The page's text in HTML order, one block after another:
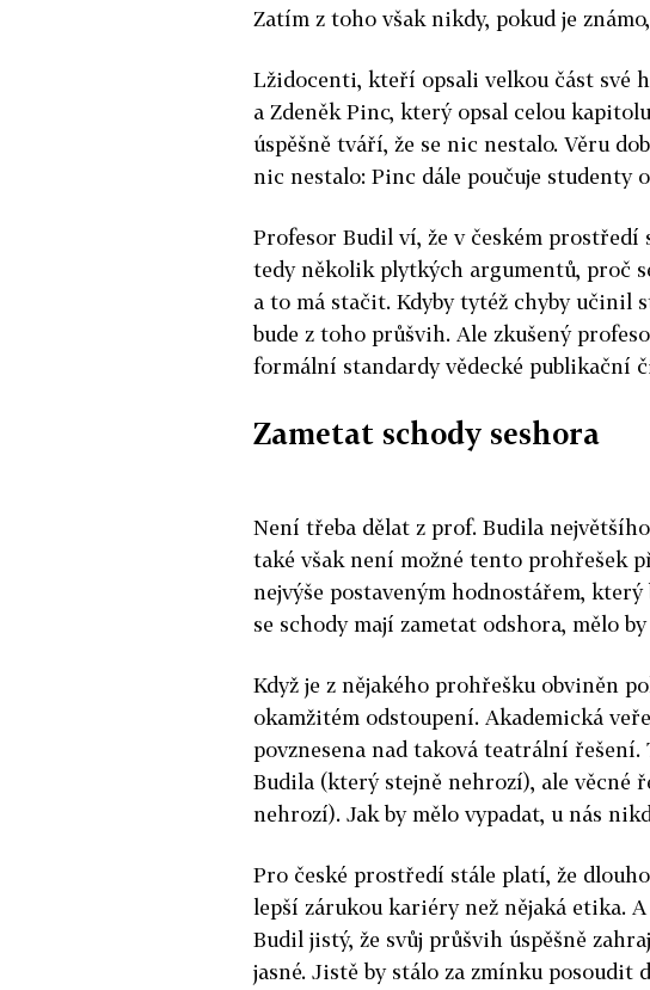
Zatím z toho však nikdy, pokud je
Lžidocenti, kteří opsali velkou část své
a Zdeněk Pinc, který opsal celou
úspěšně tváří, že se nic nestalo. Věru
nic nestalo: Pinc dále poučuje studenty
Profesor Budil ví, že v českém prostředí
tedy několik plytkých argumentů, proč
a to má stačit. Kdyby tytéž chyby učinil
bude z toho průšvih. Ale zkušený
formální standardy vědecké publikační
Zametat schody seshora
Není třeba dělat z prof. Budila
také však není možné tento prohřešek
nejvýše postaveným hodnostářem,
se schody mají zametat odshora, mělo
Když je z nějakého prohřešku obviněn
okamžitém odstoupení. Akademická
povznesena nad taková teatrální řešení.
Budila (který stejně nehrozí), ale věcné
nehrozí). Jak by mělo vypadat, u nás
Pro české prostředí stále platí, že
lepší zárukou kariéry než nějaká etika.
Budil jistý, že svůj průšvih úspěšně
jasné. Jistě by stálo za zmínku